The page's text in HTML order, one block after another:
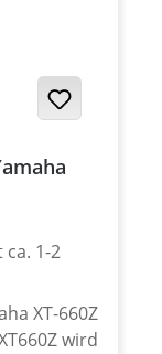
1-2
XT-660Z